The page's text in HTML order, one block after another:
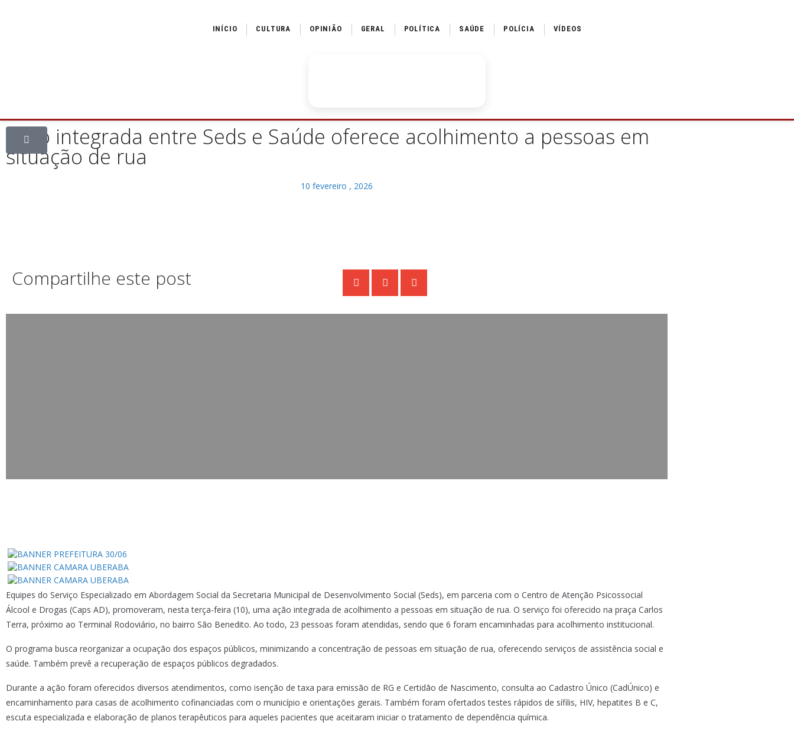
INÍCIO CULTURA OPINIÃO GERAL POLÍTICA SAÚDE POLÍCIA VÍDEOS
Ação integrada entre Seds e Saúde oferece acolhimento a pessoas em
situação de rua
10 fevereiro , 2026
Compartilhe este post
Equipes do Serviço Especializado em Abordagem Social da Secretaria Municipal de Desenvolvimento Social (Seds), em parceria com o Centro de Atenção Psicossocial
Álcool e Drogas (Caps AD), promoveram, nesta terça-feira (10), uma ação integrada de acolhimento a pessoas em situação de rua. O serviço foi oferecido na praça Carlos
Terra, próximo ao Terminal Rodoviário, no bairro São Benedito. Ao todo, 23 pessoas foram atendidas, sendo que 6 foram encaminhadas para acolhimento institucional.
O programa busca reorganizar a ocupação dos espaços públicos, minimizando a concentração de pessoas em situação de rua, oferecendo serviços de assistência social e
saúde. Também prevê a recuperação de espaços públicos degradados.
Durante a ação foram oferecidos diversos atendimentos, como isenção de taxa para emissão de RG e Certidão de Nascimento, consulta ao Cadastro Único (CadÚnico) e
encaminhamento para casas de acolhimento cofinanciadas com o município e orientações gerais. Também foram ofertados testes rápidos de sífilis, HIV, hepatites B e C,
escuta especializada e elaboração de planos terapêuticos para aqueles pacientes que aceitaram iniciar o tratamento de dependência química.